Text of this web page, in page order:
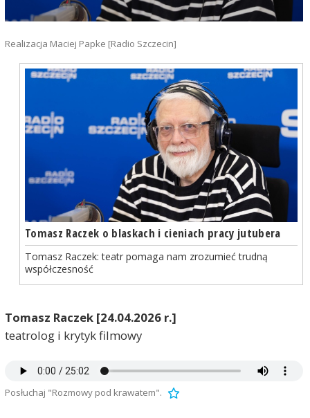
Realizacja Maciej Papke [Radio Szczecin]
Tomasz Raczek o blaskach i cieniach pracy jutubera
Tomasz Raczek: teatr pomaga nam zrozumieć trudną
współczesność
Tomasz Raczek [24.04.2026 r.]
teatrolog i krytyk filmowy
Posłuchaj "Rozmowy pod krawatem".